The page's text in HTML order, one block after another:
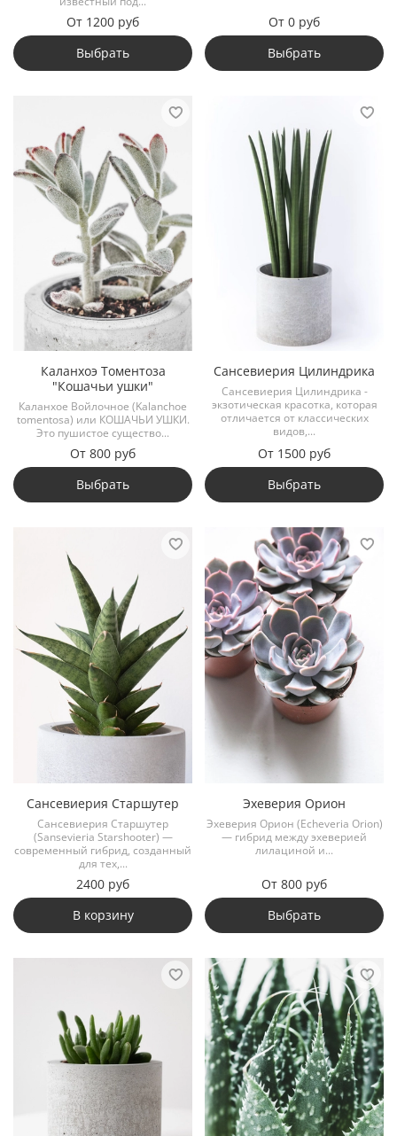
От 1200 руб
Выбрать
От 0 руб
Выбрать
Каланхоэ Томентоза
"Кошачьи ушки"
Каланхое Войлочное (Kalanchoe
tomentosa) или КОШАЧЬИ УШКИ.
Это пушистое существо...
От 800 руб
Выбрать
Сансевиерия Цилиндрика
Сансевиерия Цилиндрика -
экзотическая красотка, которая
отличается от классических
видов,...
От 1500 руб
Выбрать
Сансевиерия Старшутер
Сансевиерия Старшутер
(Sansevieria Starshooter) —
современный гибрид, созданный
для тех,...
2400 руб
В корзину
Эхеверия Орион
Эхеверия Орион (Echeveria Orion)
— гибрид между эхеверией
лилациной и...
От 800 руб
Выбрать